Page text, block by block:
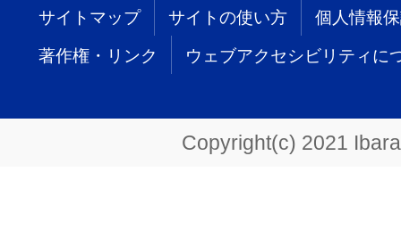
サイトマップ サイトの使い方 個人情報
著作権・リンク ウェブアクセシビリティに
Copyright(c) 2021